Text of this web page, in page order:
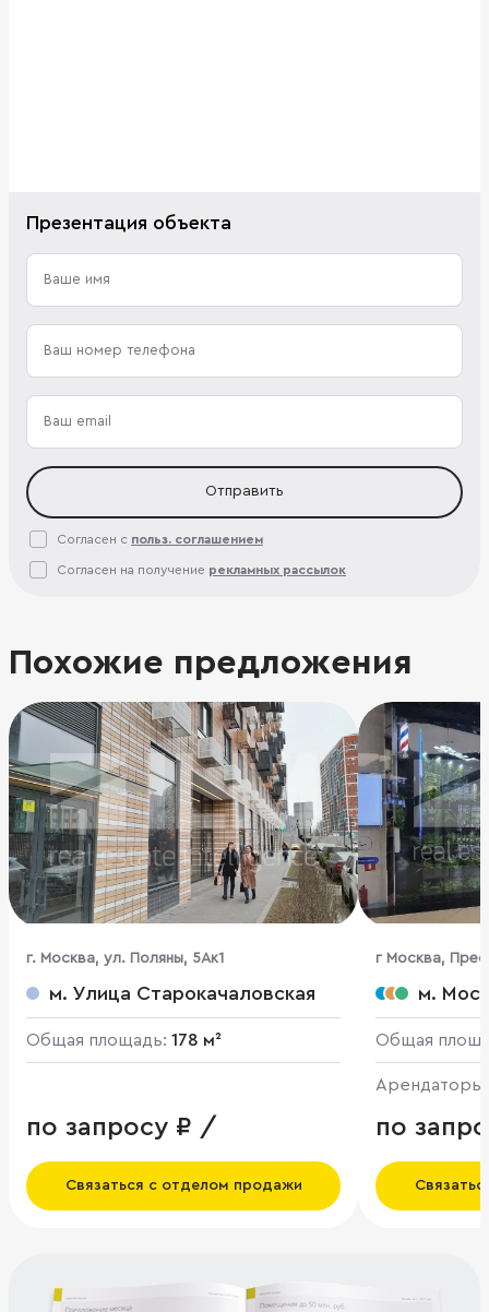
Презентация объекта
Отправить
Согласен с польз. соглашением
Согласен на получение рекламных рассылок
Похожие предложения
г. Москва, ул. Поляны, 5Ак1
м. Улица Старокачаловская
Общая площадь: 178 м²
по запросу ₽ /
Связаться с отделом продажи
г Москва,
м.
Общая
по